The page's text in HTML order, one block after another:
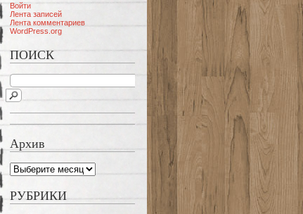
Войти
Лента записей
Лента комментариев
WordPress.org
ПОИСК
Архив
Архив
РУБРИКИ